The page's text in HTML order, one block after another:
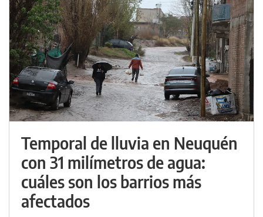
Temporal de lluvia en Neuquén
con 31 milímetros de agua:
cuáles son los barrios más
afectados